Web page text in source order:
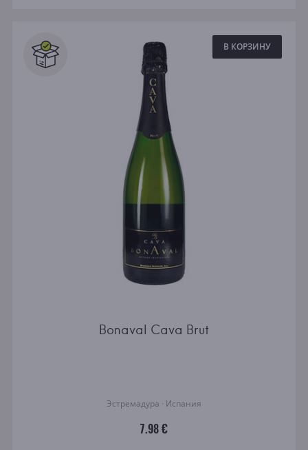
В КОРЗИНУ
Bonaval Cava Brut
Эстремадура · Испания
7.98 €